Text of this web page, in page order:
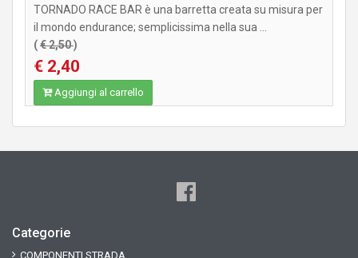
TORNADO RACE BAR è una barretta creata su misura per
il mondo endurance; semplicissima nella sua ...
(€ 2,50)
€ 2,40
Aggiungi al carrello
Categorie
COMPONENTI STRADA